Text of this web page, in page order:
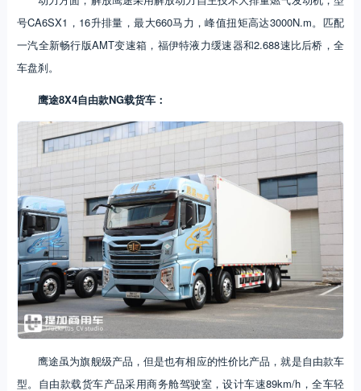
号CA6SX1，16升排量，最大660马力，峰值扭矩高达3000N.m。匹配
一汽全新畅行版AMT变速箱，福伊特液力缓速器和2.688速比后桥，全
车盘刹。
鹰途8X4自由款NG载货车：
鹰途虽为旗舰级产品，但是也有相应的性价比产品，就是自由款车
型。自由款载货车产品采用商务舱驾驶室，设计车速89km/h，全车轻